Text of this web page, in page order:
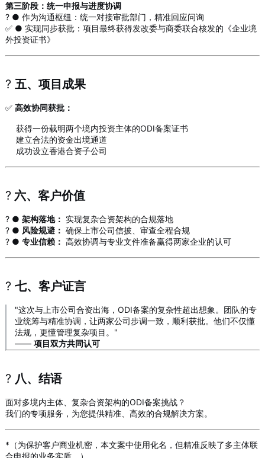
第三阶段：统一申报与进度协调
? ● 作为沟通枢纽：统一对接审批部门，精准回应问询
✅ ● 实现同步获批：项目最终获得发改委与商委联合核发的《企业境
外投资证书》
? 五、项目成果
✅ 高效协同获批：
获得一份载明两个境内投资主体的ODI备案证书
建立合法的资金出境通道
成功设立香港合资子公司
? 六、客户价值
? ● 架构落地： 实现复杂合资架构的合规落地
?️ ● 风险规避： 确保上市公司信披、审查全程合规
? ● 专业信赖： 高效协调与专业文件准备赢得两家企业的认可
? 七、客户证言
"这次与上市公司合资出海，ODI备案的复杂性超出想象。团队的专
业统筹与精准协调，让两家公司步调一致，顺利获批。他们不仅懂
法规，更懂管理复杂项目。"
—— 项目双方共同认可
? 八、结语
面对多境内主体、复杂合资架构的ODI备案挑战？
我们的专项服务，为您提供精准、高效的合规解决方案。
*（为保护客户商业机密，本文案中使用化名，但精准反映了多主体联